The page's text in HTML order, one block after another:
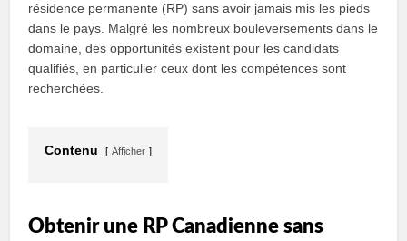
résidence permanente (RP) sans avoir jamais mis les pieds
dans le pays. Malgré les nombreux bouleversements dans le
domaine, des opportunités existent pour les candidats
qualifiés, en particulier ceux dont les compétences sont
recherchées.
Contenu Afficher
Obtenir une RP Canadienne sans